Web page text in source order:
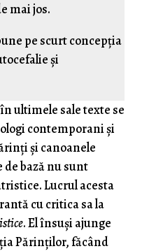
mai jos.
pe scurt concepția
și
ultimele sale texte se
contemporani și
și canoanele
bază nu sunt
Lucrul acesta
cu critica sa la
. El însuși ajunge
Părinților, făcând